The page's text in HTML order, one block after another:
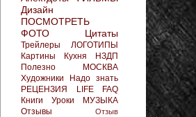
Дизайн
ПОСМОТРЕТЬ
ФОТО
Цитаты
Трейлеры
ЛОГОТИПЫ
Картины
Кухня
НЗДП
Полезно
МОСКВА
Художники
Надо знать
РЕЦЕНЗИЯ
LIFE FAQ
Книги
Уроки
МУЗЫКА
Отзывы
Отзыв